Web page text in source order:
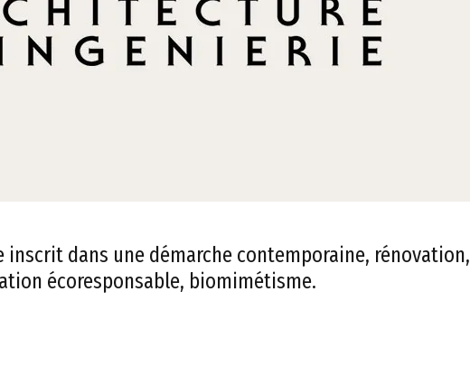
inscrit dans une démarche contemporaine, rénovation,
écoresponsable, biomimétisme.